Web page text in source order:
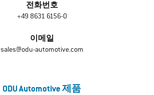
전화번호
+49 8631 6156-0
이메일
sales@odu-automotive.com
ODU Automotive 제품